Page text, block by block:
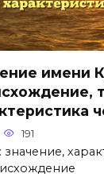
имени
191
значение,